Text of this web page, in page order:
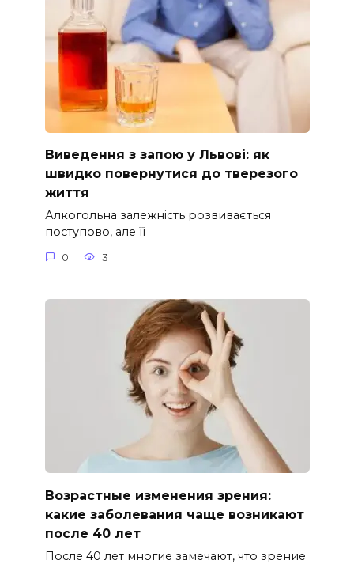
Виведення з запою у Львові: як
швидко повернутися до тверезого
життя
Алкогольна залежність розвивається
поступово, але її
0 3
Возрастные изменения зрения:
какие заболевания чаще возникают
после 40 лет
После 40 лет многие замечают, что зрение